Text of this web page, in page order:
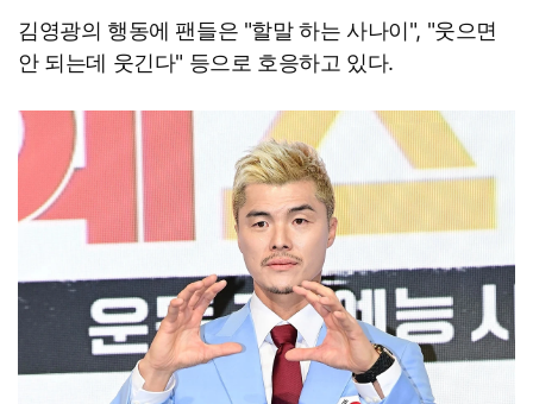
김영광의 행동에 팬들은 "할말 하는 사나이", "웃으면
안 되는데 웃긴다" 등으로 호응하고 있다.